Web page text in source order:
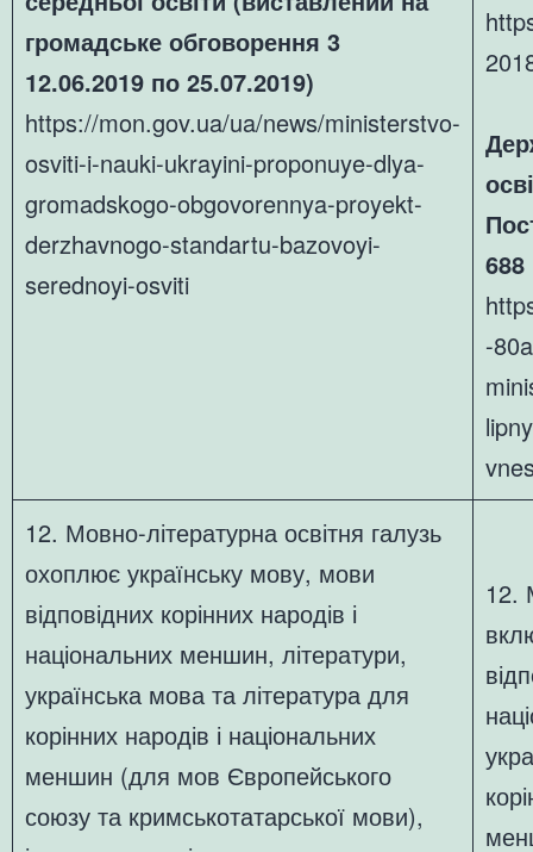
громадське обговорення 3
12.06.2019 по 25.07.2019)
https://mon.gov.ua/ua/news/ministerstvo-
osviti-i-nauki-ukrayini-proponuye-dlya-
gromadskogo-obgovorennya-proyekt-
derzhavnogo-standartu-bazovoyi-
serednoyi-osviti
688
-
12. Мовно-літературна освітня галузь
охоплює українську мову, мови
відповідних корінних народів і
національних меншин, літератури,
українська мова та література для
корінних народів і національних
меншин (для мов Європейського
союзу та кримськотатарської мови),
12.